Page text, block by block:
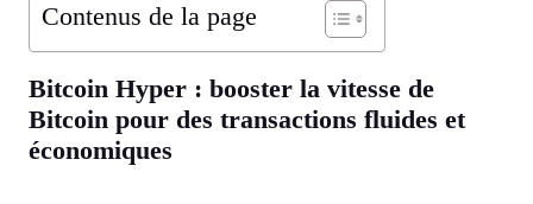
Contenus de la page
Bitcoin Hyper : booster la vitesse de
Bitcoin pour des transactions fluides et
économiques